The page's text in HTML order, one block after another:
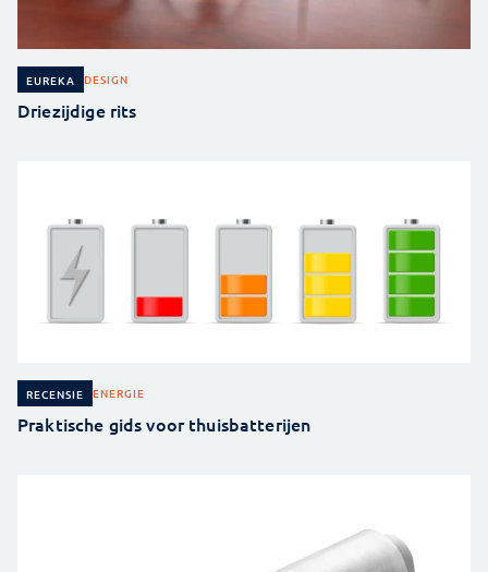
EUREKA DESIGN
Driezijdige rits
RECENSIE ENERGIE
Praktische gids voor thuisbatterijen